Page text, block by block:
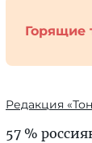
Горящие
Редакция
57 %